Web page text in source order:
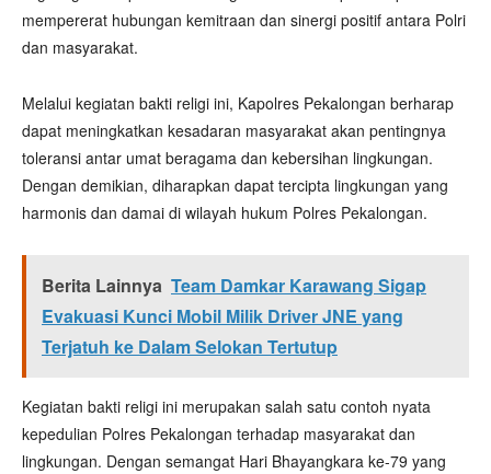
mempererat hubungan kemitraan dan sinergi positif antara Polri
dan masyarakat.
Melalui kegiatan bakti religi ini, Kapolres Pekalongan berharap
dapat meningkatkan kesadaran masyarakat akan pentingnya
toleransi antar umat beragama dan kebersihan lingkungan.
Dengan demikian, diharapkan dapat tercipta lingkungan yang
harmonis dan damai di wilayah hukum Polres Pekalongan.
Berita Lainnya Team Damkar Karawang Sigap
Evakuasi Kunci Mobil Milik Driver JNE yang
Terjatuh ke Dalam Selokan Tertutup
Kegiatan bakti religi ini merupakan salah satu contoh nyata
kepedulian Polres Pekalongan terhadap masyarakat dan
lingkungan. Dengan semangat Hari Bhayangkara ke-79 yang